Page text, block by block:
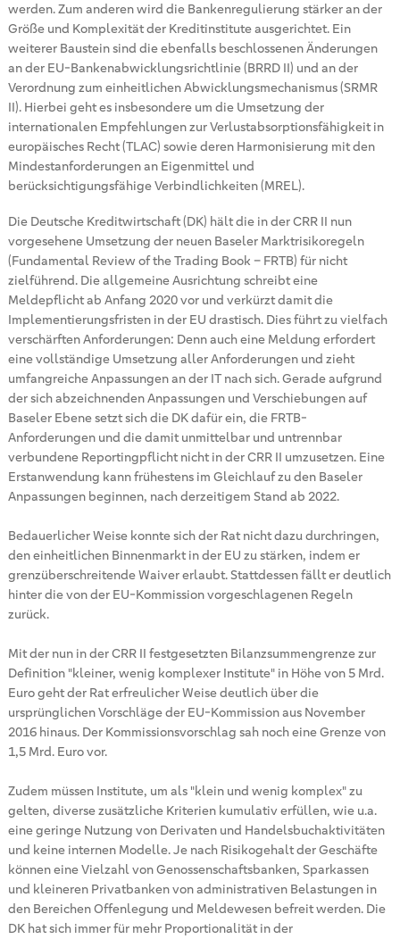
werden. Zum anderen wird die Bankenregulierung stärker an der
Größe und Komplexität der Kreditinstitute ausgerichtet. Ein
weiterer Baustein sind die ebenfalls beschlossenen Änderungen
an der EU-Bankenabwicklungsrichtlinie (BRRD II) und an der
Verordnung zum einheitlichen Abwicklungsmechanismus (SRMR
II). Hierbei geht es insbesondere um die Umsetzung der
internationalen Empfehlungen zur Verlustabsorptionsfähigkeit in
europäisches Recht (TLAC) sowie deren Harmonisierung mit den
Mindestanforderungen an Eigenmittel und
berücksichtigungsfähige Verbindlichkeiten (MREL).
Die Deutsche Kreditwirtschaft (DK) hält die in der CRR II nun
vorgesehene Umsetzung der neuen Baseler Marktrisikoregeln
(Fundamental Review of the Trading Book – FRTB) für nicht
zielführend. Die allgemeine Ausrichtung schreibt eine
Meldepflicht ab Anfang 2020 vor und verkürzt damit die
Implementierungsfristen in der EU drastisch. Dies führt zu vielfach
verschärften Anforderungen: Denn auch eine Meldung erfordert
eine vollständige Umsetzung aller Anforderungen und zieht
umfangreiche Anpassungen an der IT nach sich. Gerade aufgrund
der sich abzeichnenden Anpassungen und Verschiebungen auf
Baseler Ebene setzt sich die DK dafür ein, die FRTB-
Anforderungen und die damit unmittelbar und untrennbar
verbundene Reportingpflicht nicht in der CRR II umzusetzen. Eine
Erstanwendung kann frühestens im Gleichlauf zu den Baseler
Anpassungen beginnen, nach derzeitigem Stand ab 2022.
Bedauerlicher Weise konnte sich der Rat nicht dazu durchringen,
den einheitlichen Binnenmarkt in der EU zu stärken, indem er
grenzüberschreitende Waiver erlaubt. Stattdessen fällt er deutlich
hinter die von der EU-Kommission vorgeschlagenen Regeln
zurück.
Mit der nun in der CRR II festgesetzten Bilanzsummengrenze zur
Definition "kleiner, wenig komplexer Institute" in Höhe von 5 Mrd.
Euro geht der Rat erfreulicher Weise deutlich über die
ursprünglichen Vorschläge der EU-Kommission aus November
2016 hinaus. Der Kommissionsvorschlag sah noch eine Grenze von
1,5 Mrd. Euro vor.
Zudem müssen Institute, um als "klein und wenig komplex" zu
gelten, diverse zusätzliche Kriterien kumulativ erfüllen, wie u.a.
eine geringe Nutzung von Derivaten und Handelsbuchaktivitäten
und keine internen Modelle. Je nach Risikogehalt der Geschäfte
können eine Vielzahl von Genossenschaftsbanken, Sparkassen
und kleineren Privatbanken von administrativen Belastungen in
den Bereichen Offenlegung und Meldewesen befreit werden. Die
DK hat sich immer für mehr Proportionalität in der